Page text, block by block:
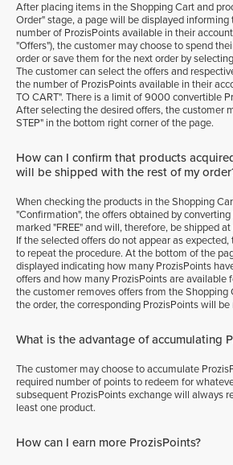
After placing items in the Shopping Cart and
Order" stage, a page will be displayed
number of ProzisPoints available in their
"Offers"), the customer may choose to spend
order or save them for the next order by
The customer can select the offers and
the number of ProzisPoints available in their
TO CART". There is a limit of9000convertible
After selecting the desired offers, the customer
STEP" in the bottom right corner of the page.
How can I confirm that products
will be shipped with the rest of my
When checking the products in the Shopping
"Confirmation", the offers obtained by
marked "FREE" and will, therefore, be shipped
If the selected offers do not appear as
to repeat the procedure. At the bottom of the
displayed indicating how many ProzisPoints
offers and how many ProzisPoints are available
the customer removes offers from the
the order, the corresponding ProzisPoints will be
What is the advantage of accumulating
The customer may choose to accumulate
required number of points to redeem for
subsequent ProzisPoints exchange will always
least one product.
How can I earn more ProzisPoints?